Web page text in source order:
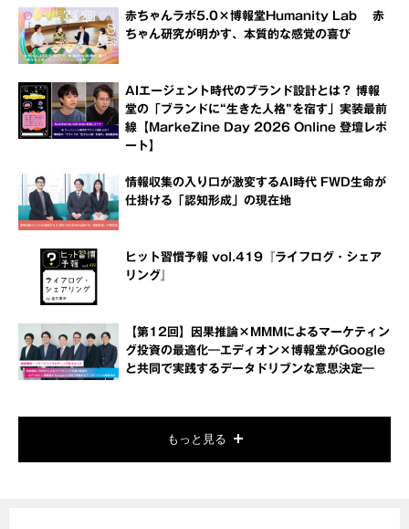
赤ちゃんラボ5.0×博報堂Humanity Lab 赤
ちゃん研究が明かす、本質的な感覚の喜び
AIエージェント時代のブランド設計とは？ 博報
堂の「ブランドに“生きた人格”を宿す」実装最前
線【MarkeZine Day 2026 Online 登壇レポ
ート】
情報収集の入り口が激変するAI時代 FWD生命が
仕掛ける「認知形成」の現在地
ヒット習慣予報 vol.419『ライフログ・シェア
リング』
【第12回】因果推論×MMMによるマーケティン
グ投資の最適化―エディオン×博報堂がGoogle
と共同で実践するデータドリブンな意思決定―
もっと見る